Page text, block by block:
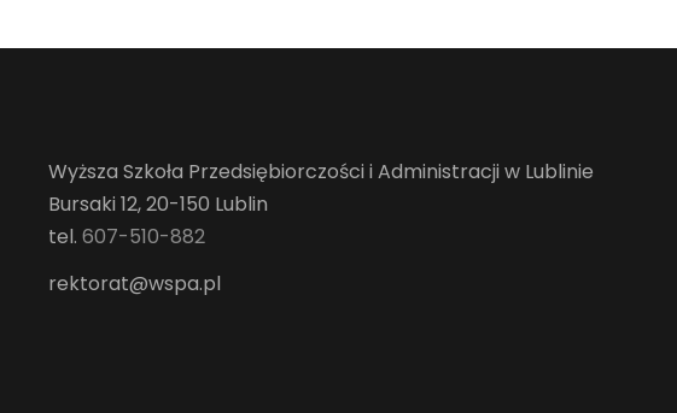
Wyższa Szkoła Przedsiębiorczości i Administracji w Lublinie
Bursaki 12, 20-150 Lublin
tel. 607-510-882
rektorat@wspa.pl